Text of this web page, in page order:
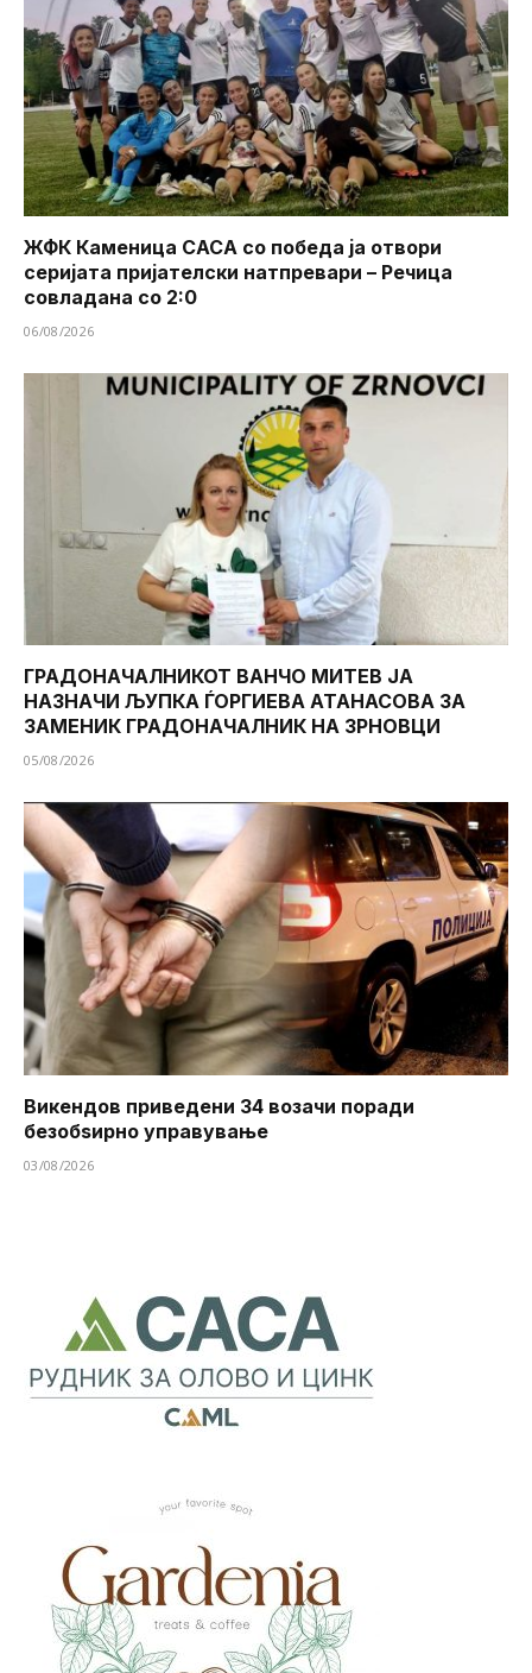
ЖФК Каменица САСА со победа ја отвори
серијата пријателски натпревари – Речица
совладана со 2:0
06/08/2026
ГРАДОНАЧАЛНИКОТ ВАНЧО МИТЕВ ЈА
НАЗНАЧИ ЉУПКА ЃОРГИЕВА АТАНАСОВА ЗА
ЗАМЕНИК ГРАДОНАЧАЛНИК НА ЗРНОВЦИ
05/08/2026
Викендов приведени 34 возачи поради
безобѕирно управување
03/08/2026